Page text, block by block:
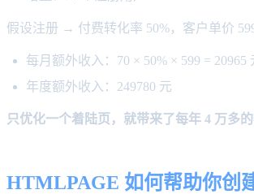
假设注册 → 付费转化率 50%，客户单价
每月额外收入：70 × 50% × 599 = 20965
年度额外收入：249780 元
只优化一个着陆页，就带来了每年 4 万多的
HTMLPAGE 如何帮助你创